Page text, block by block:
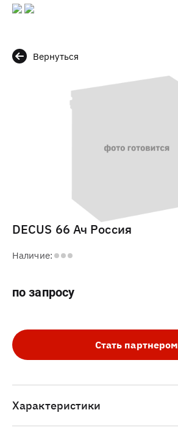
Вернуться
DECUS 66 Ач Россия
Наличие:
по запросу
Стать партнером
Характеристики